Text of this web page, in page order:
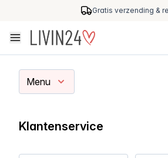
Gratis verzending &
Menu
Klantenservice